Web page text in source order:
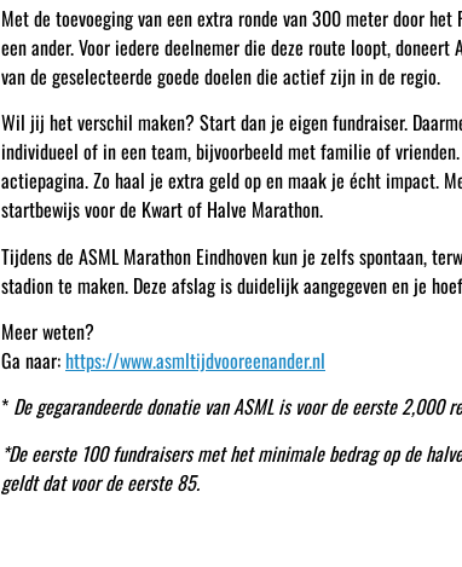
Met de toevoeging van een extra ronde van 300 meter door
een ander. Voor iedere deelnemer die deze route loopt,
van de geselecteerde goede doelen die actief zijn in de regio.
Wil jij het verschil maken? Start dan je eigen fundraiser.
individueel of in een team, bijvoorbeeld met familie of
actiepagina. Zo haal je extra geld op en maak je écht impact.
startbewijs voor de Kwart of Halve Marathon.
Tijdens de ASML Marathon Eindhoven kun je zelfs spontaan,
stadion te maken. Deze afslag is duidelijk aangegeven en je
Meer weten?
Ga naar: https://www.asmltijdvooreenander.nl
* De gegarandeerde donatie van ASML is voor de eerste 2,000
*De eerste 100 fundraisers met het minimale bedrag op de
geldt dat voor de eerste 85.